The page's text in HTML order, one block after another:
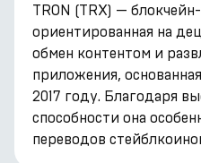
TRON (TRX) —
ориентированная на
обмен контентом и
приложения,
2017 году. Благодаря
способности она
переводов